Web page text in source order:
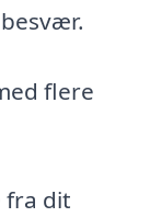
flere
fra dit